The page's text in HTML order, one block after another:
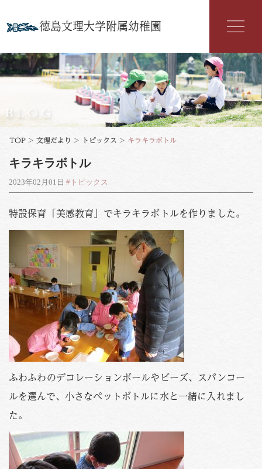
徳島文理大学附属幼稚園
幼稚園紹介
入園案内
年間行事
よくある質問
お知らせ
アクセス
PHOTO
資料請求
お問い合わせはこちら
Tel.088-653-4941
受付時間
土 / 9:00-12:00
BLOG
TOP > 文理だより > トピックス > キラキラボトル
キラキラボトル
2023年02月01日 #トピックス
特設保育「美感教育」でキラキラボトルを作りました。
ふわふわのデコレーションボールやビーズ、スパンコー
ルを選んで、小さなペットボトルに水と一緒に入れまし
た。